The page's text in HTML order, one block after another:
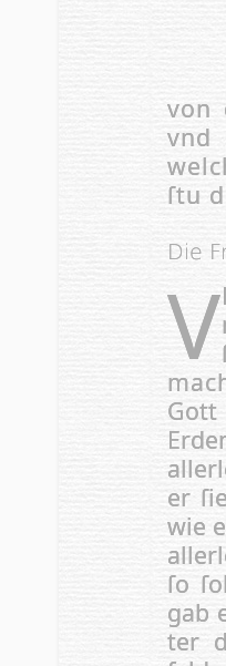
von
vnd
ſtu
Die
V
Gott
er
wie
ſo
gab
ter